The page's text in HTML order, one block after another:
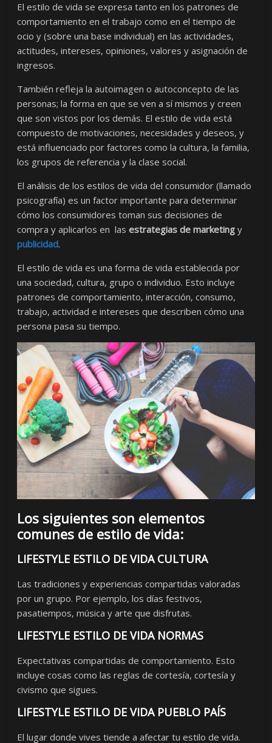
El estilo de vida se expresa tanto en los patrones de
comportamiento en el trabajo como en el tiempo de
ocio y (sobre una base individual) en las actividades,
actitudes, intereses, opiniones, valores y asignación de
ingresos.
También refleja la autoimagen o autoconcepto de las
personas; la forma en que se ven a sí mismos y creen
que son vistos por los demás. El estilo de vida está
compuesto de motivaciones, necesidades y deseos, y
está influenciado por factores como la cultura, la familia,
los grupos de referencia y la clase social.
El análisis de los estilos de vida del consumidor (llamado
psicografía) es un factor importante para determinar
cómo los consumidores toman sus decisiones de
compra y aplicarlos en lasestrategias de marketing y
publicidad.
El estilo de vida es una forma de vida establecida por
una sociedad, cultura, grupo o individuo. Esto incluye
patrones de comportamiento, interacción, consumo,
trabajo, actividad e intereses que describen cómo una
persona pasa su tiempo.
Los siguientes son elementos
comunes de estilo de vida:
LIFESTYLE ESTILO DE VIDA CULTURA
Las tradiciones y experiencias compartidas valoradas
por un grupo. Por ejemplo, los días festivos,
pasatiempos, música y arte que disfrutas.
LIFESTYLE ESTILO DE VIDA NORMAS
Expectativas compartidas de comportamiento. Esto
incluye cosas como las reglas de cortesía, cortesía y
civismo que sigues.
LIFESTYLE ESTILO DE VIDA PUEBLO PAÍS
El lugar donde vives tiende a afectar tu estilo de vida.